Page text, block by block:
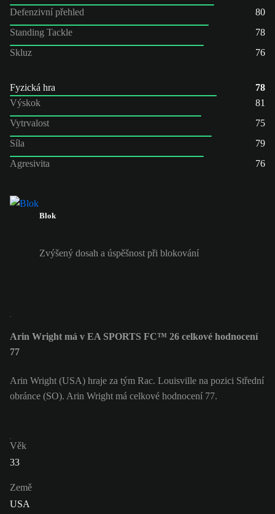
Defenzivní přehled
80
Standing Tackle
78
Skluz
76
Fyzická hra
78
Výskok
81
Vytrvalost
75
Síla
79
Agresivita
76
Blok
Zvýšený dosah a úspěšnost při blokování
Arin Wright má v EA SPORTS FC™ 26 celkové hodnocení
77
Arin Wright (USA) hraje za tým Rac. Louisville na pozici Střední
obránce (SO). Arin Wright má celkové hodnocení 77.
Věk
33
Země
USA